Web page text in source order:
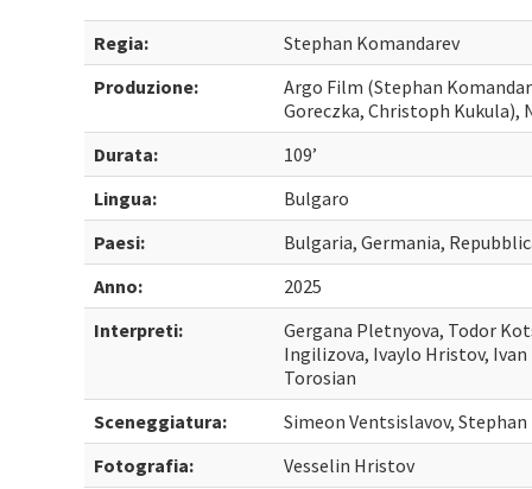
Regia:
Stephan Komandarev
Produzione:
Argo Film (Stephan
Goreczka, Christoph Kukula),
Durata:
109’
Lingua:
Bulgaro
Paesi:
Bulgaria, Germania,
Anno:
2025
Interpreti:
Gergana Pletnyova, Todor
Ingilizova, Ivaylo Hristov, Ivan
Torosian
Sceneggiatura:
Simeon Ventsislavov,
Fotografia:
Vesselin Hristov